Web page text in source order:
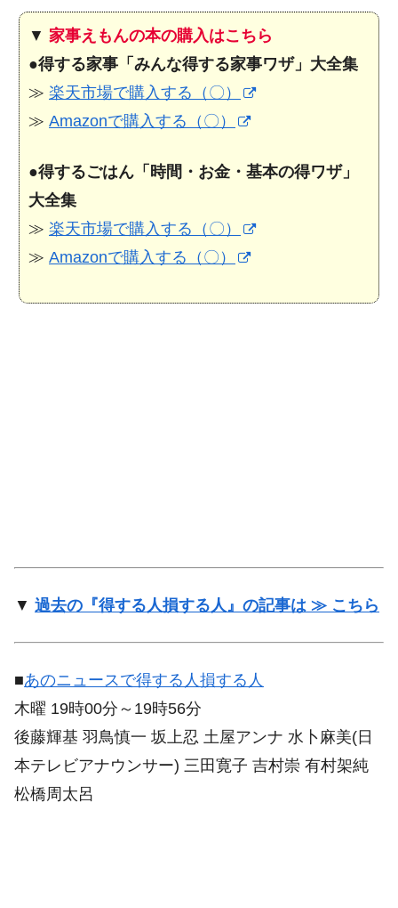
▼ 家事えもんの本の購入はこちら
●得する家事「みんな得する家事ワザ」大全集
≫ 楽天市場で購入する（〇）
≫ Amazonで購入する（〇）
●得するごはん「時間・お金・基本の得ワザ」
大全集
≫ 楽天市場で購入する（〇）
≫ Amazonで購入する（〇）
▼ 過去の『得する人損する人』の記事は ≫ こちら
■あのニュースで得する人損する人
木曜 19時00分～19時56分
後藤輝基 羽鳥慎一 坂上忍 土屋アンナ 水卜麻美(日
本テレビアナウンサー) 三田寛子 吉村崇 有村架純
松橋周太呂